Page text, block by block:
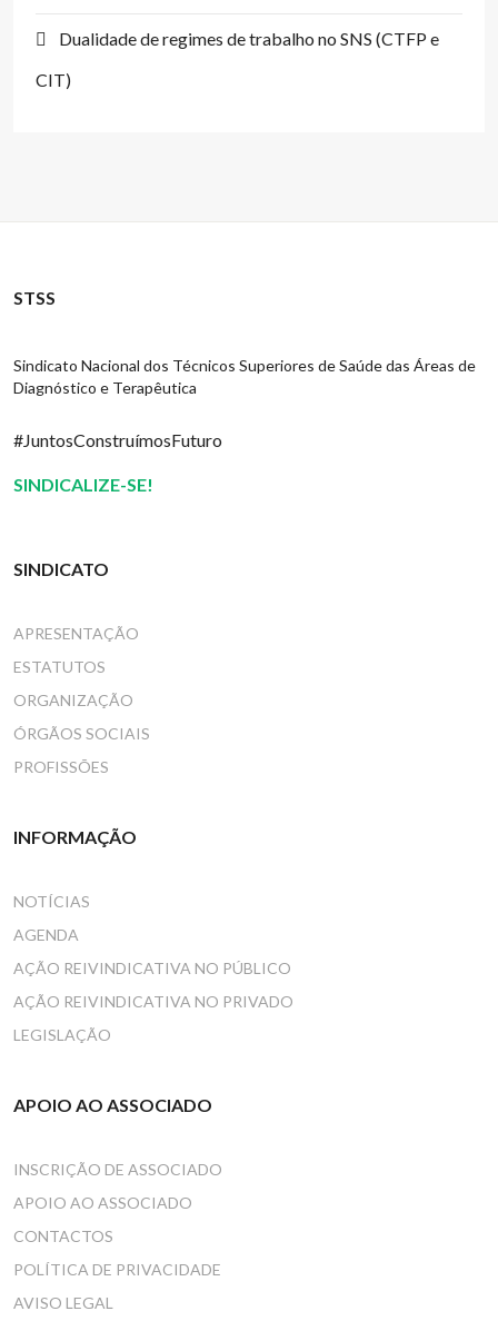
Dualidade de regimes de trabalho no SNS (CTFP e
CIT)
STSS
Sindicato Nacional dos Técnicos Superiores de Saúde das Áreas de
Diagnóstico e Terapêutica
#JuntosConstruímosFuturo
SINDICALIZE-SE!
SINDICATO
APRESENTAÇÃO
ESTATUTOS
ORGANIZAÇÃO
ÓRGÃOS SOCIAIS
PROFISSÕES
INFORMAÇÃO
NOTÍCIAS
AGENDA
AÇÃO REIVINDICATIVA NO PÚBLICO
AÇÃO REIVINDICATIVA NO PRIVADO
LEGISLAÇÃO
APOIO AO ASSOCIADO
INSCRIÇÃO DE ASSOCIADO
APOIO AO ASSOCIADO
CONTACTOS
POLÍTICA DE PRIVACIDADE
AVISO LEGAL